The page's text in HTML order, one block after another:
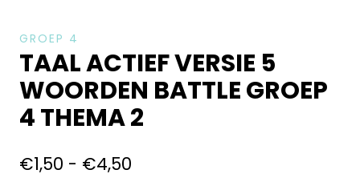
GROEP 4
TAAL ACTIEF VERSIE 5
WOORDEN BATTLE GROEP
4 THEMA 2
€1,50 - €4,50